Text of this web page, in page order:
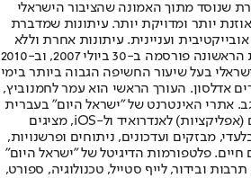
שנוסד מתוך האמונה שהציבור הישראלי
יותר ומדויקת יותר. עיתונות שמדברת
ועניינית. עיתונות אחרת וללא
תשלום. המהדורה המודפסת הראשונה פורסמה ב-30 ביולי 2007, וב-2010
בעל שיעור החשיפה הגבוה ביותר בימי
אדלסון. העורך הראשי הוא עמר לחמנוביץ,
אתרי האינטרנט של "ישראל היום" בעברית
ובאנגלית, כמו כן היישומונים (אפליקציות) לאנדרואיד ול-iOS, מציגים
מבזקים ועדכונים, ניתוחים ופרשנויות,
חיים. פלטפורמות הדיגיטל של "ישראל היום"
ובידור, לייף סטייל, טכנולוגיה, ספורט,